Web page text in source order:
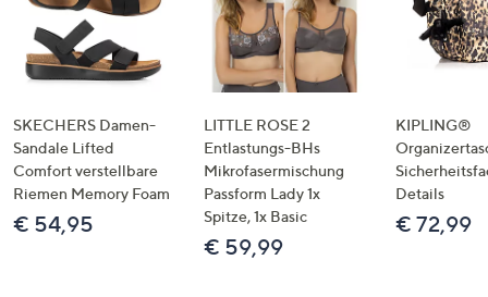
SKECHERS Damen-
Sandale Lifted
Comfort verstellbare
Riemen Memory Foam
€ 54,95
LITTLE ROSE 2
Entlastungs-BHs
Mikrofasermischung
Passform Lady 1x
Spitze, 1x Basic
€ 59,99
KIPLING®
Details
€ 72,99